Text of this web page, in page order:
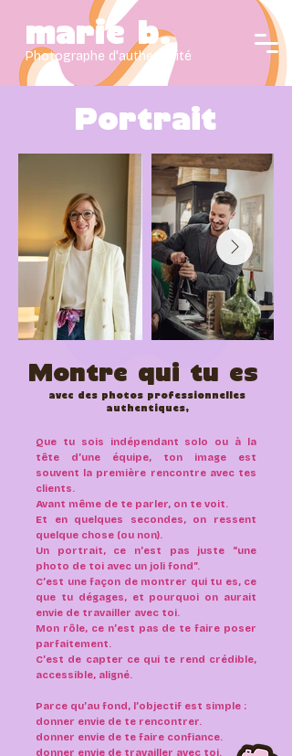
Photographe d'authenticité
marie b.
Portrait
Montre qui tu es
avec des photos professionnelles
authentiques,
Que tu sois indépendant solo ou à la
tête d’une équipe, ton image est
souvent la première rencontre avec tes
clients.
Avant même de te parler, on te voit.
Et en quelques secondes, on ressent
quelque chose (ou non).
Un portrait, ce n’est pas juste “une
photo de toi avec un joli fond”.
C’est une façon de montrer qui tu es, ce
que tu dégages, et pourquoi on aurait
envie de travailler avec toi.
Mon rôle, ce n’est pas de te faire poser
parfaitement.
C’est de capter ce qui te rend crédible,
accessible, aligné.
Parce qu’au fond, l’objectif est simple :
donner envie de te rencontrer.
donner envie de te faire confiance.
donner envie de travailler avec toi.